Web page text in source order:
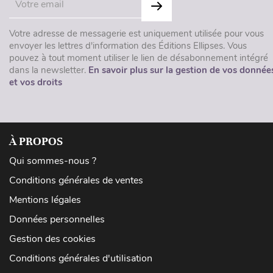
Votre adresse de messagerie est uniquement utilisée pour vous
envoyer les lettres d'information des Éditions Ellipses. Vous
pouvez à tout moment utiliser le lien de désabonnement intégré
dans la newsletter. En savoir plus sur la gestion de vos
et vos droits
À PROPOS
Qui sommes-nous ?
Conditions générales de ventes
Mentions légales
Données personnelles
Gestion des cookies
Conditions générales d'utilisation